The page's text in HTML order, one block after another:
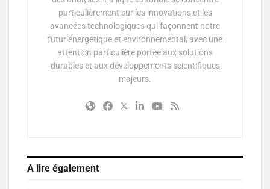
particulièrement sur les innovations et les
avancées technologiques qui façonnent notre
futur énergétique et environnemental, avec une
attention particulière portée aux solutions
durables et aux développements scientifiques
majeurs.
A lire également